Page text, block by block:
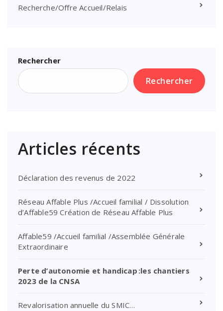
Recherche/Offre Accueil/Relais
Rechercher
Rechercher
Articles récents
Déclaration des revenus de 2022
Réseau Affable Plus /Accueil familial / Dissolution
d’Affable59 Création de Réseau Affable Plus
Affable59 /Accueil familial /Assemblée Générale
Extraordinaire
Perte d’autonomie et handicap :les chantiers
2023 de la CNSA
Revalorisation annuelle du SMIC…